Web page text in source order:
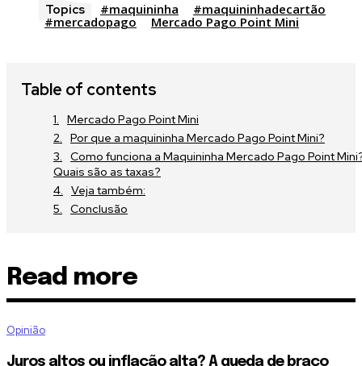
Topics #maquininha
#maquininhadecartão
#mercadopago
Mercado Pago Point Mini
Table of contents
Mercado Pago Point Mini
Por que a maquininha Mercado Pago Point Mini?
Como funciona a Maquininha Mercado Pago Point
Quais são as taxas?
Veja também:
Conclusão
Read more
Opinião
Juros altos ou inflação alta? A queda de braço